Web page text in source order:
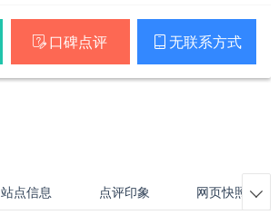
 口碑点评  无联系方式
站点信息 点评印象 网页快照 